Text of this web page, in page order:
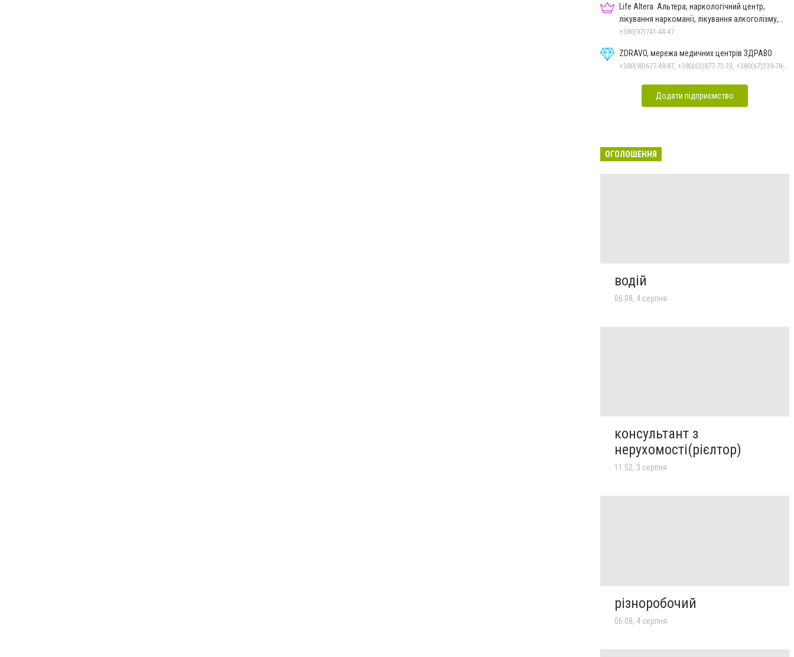
Life Altera. Альтера, наркологічний центр,
лікування наркоманії, лікування алкоголізму,
зняття ломки
+380(97)741-44-47
ZDRAVO, мережа медичних центрів ЗДРАВО
Додати підприємство
ОГОЛОШЕННЯ
водій
06:08, 4 серпня
консультант з
нерухомості(рієлтор)
11:52, 3 серпня
різноробочий
06:08, 4 серпня